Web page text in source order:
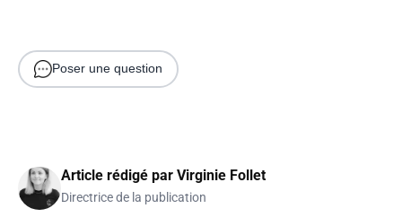
Poser une question
Article rédigé par Virginie Follet
Directrice de la publication